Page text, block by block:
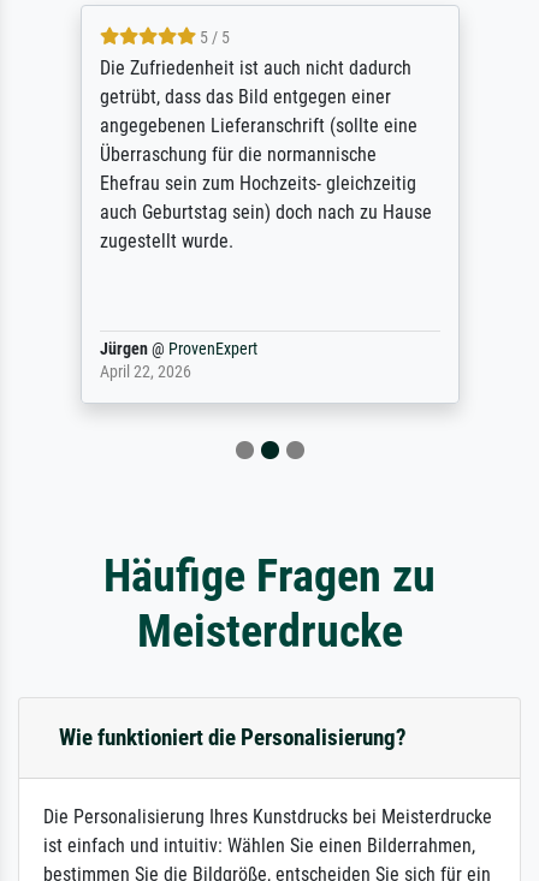
5 / 5
Die Zufriedenheit ist auch nicht dadurch
getrübt, dass das Bild entgegen einer
angegebenen Lieferanschrift (sollte eine
Überraschung für die normannische
Ehefrau sein zum Hochzeits- gleichzeitig
auch Geburtstag sein) doch nach zu Hause
zugestellt wurde.
Jürgen@ ProvenExpert
April 22, 2026
Häufige Fragen zu
Meisterdrucke
Wie funktioniert die Personalisierung?
Die Personalisierung Ihres Kunstdrucks bei Meisterdrucke
ist einfach und intuitiv: Wählen Sie einen Bilderrahmen,
bestimmen Sie die Bildgröße, entscheiden Sie sich für ein